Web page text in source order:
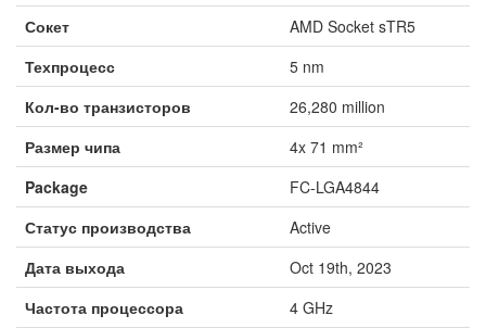
Сокет
AMD Socket sTR5
Техпроцесс
5 nm
Кол-во транзисторов
26,280 million
Размер чипа
4x 71 mm²
Package
FC-LGA4844
Статус производства
Active
Дата выхода
Oct 19th, 2023
Частота процессора
4 GHz